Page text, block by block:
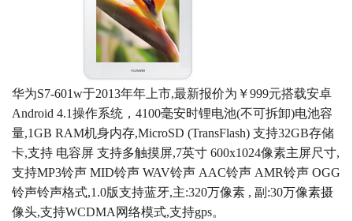
华为S7-601w于2013年年上市,最新报价为￥999元搭载安卓
Android 4.1操作系统，4100毫安时锂电池(不可拆卸)电池容
量,1GB RAM机身内存,MicroSD (TransFlash) 支持32GB存储
卡,支持 电容屏 支持多触摸屏,7英寸 600x1024像素主屏尺寸,
支持MP3铃声 MID铃声 WAV铃声 AAC铃声 AMR铃声 OGG
铃声铃声格式,1.0版支持蓝牙,主:320万像素 , 副:30万像素摄
像头,支持WCDMA网络模式,支持gps。